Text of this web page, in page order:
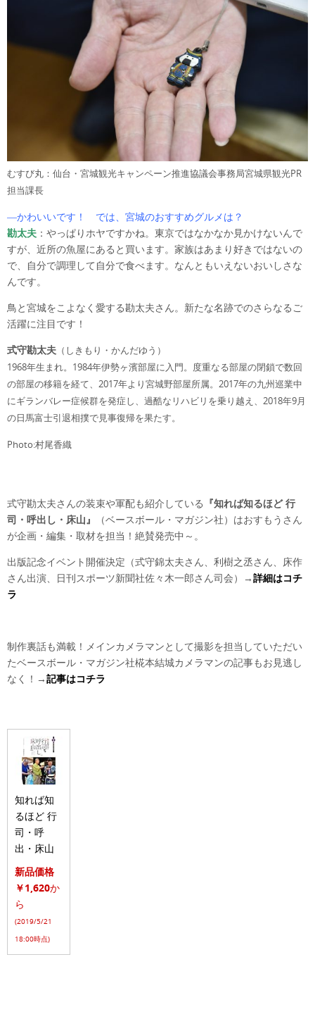
むすび丸：仙台・宮城観光キャンペーン推進協議会事務局宮城県観光PR
担当課長
―かわいいです！ では、宮城のおすすめグルメは？
勘太夫 ：やっぱりホヤですかね。東京ではなかなか見かけないんで
すが、近所の魚屋にあると買います。家族はあまり好きではないの
で、自分で調理して自分で食べます。なんともいえないおいしさな
んです。
鳥と宮城をこよなく愛する勘太夫さん。新たな名跡でのさらなるご
活躍に注目です！
式守勘太夫 （しきもり・かんだゆう）
1968年生まれ。1984年伊勢ヶ濱部屋に入門。度重なる部屋の閉鎖で数回
の部屋の移籍を経て、2017年より宮城野部屋所属。2017年の九州巡業中
にギランバレー症候群を発症し、過酷なリハビリを乗り越え、2018年9月
の日馬富士引退相撲で見事復帰を果たす。
Photo:村尾香織
式守勘太夫さんの装束や軍配も紹介している 『知れば知るほど 行
司・呼出し・床山』
（ベースボール・マガジン社）はおすもうさん
が企画・編集・取材を担当！絶賛発売中～。
出版記念イベント開催決定（式守錦太夫さん、利樹之丞さん、床作
さん出演、日刊スポーツ新聞社佐々木一郎さん司会）→詳細はコチ
ラ
制作裏話も満載！メインカメラマンとして撮影を担当していただい
たベースボール・マガジン社椛本結城カメラマンの記事もお見逃し
なく！→記事はコチラ
知れば知
るほど 行
司・呼
出・床山
新品価格
￥1,620か
ら
(2019/5/21
18:00時点)